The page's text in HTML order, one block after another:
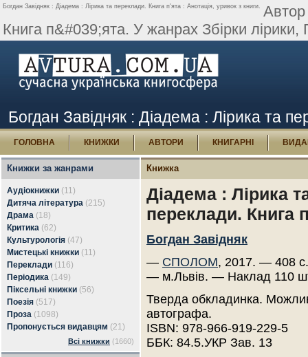
Богдан Завідняк : Діадема : Лірика та переклади. Книга п'ята : Анотація, уривок з книги. Автор
Книга п&#039;ята. У жанрах Збірки лірики,
Богдан Завідняк : Діадема : Лірика та
ГОЛОВНА КНИЖКИ АВТОРИ КНИГАРНІ
Книжки за жанрами
Аудіокнижки (11)
Дитяча література (215)
Драма (18)
Критика (62)
Культурологія (47)
Мистецькі книжки (11)
Переклади (116)
Періодика (149)
Піксельні книжки (56)
Поезія (517)
Проза (1098)
Пропонується видавцям (21)
Всі книжки (1660)
Книжка
Діадема : Лірика
переклади. Книга
Богдан Завідняк
— СПОЛОМ, 2017. — 408 с.
— м.Львів. — Наклад 110
Тверда обкладинка.
автографа.
ISBN: 978-966-919-229-5
ББК: 84.5.УКР Зав. 13